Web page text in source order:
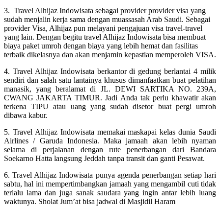
3. Travel Alhijaz Indowisata sebagai provider provider visa yang
sudah menjalin kerja sama dengan muassasah Arab Saudi. Sebagai
provider Visa, Alhijaz pun melayani pengajuan visa travel-travel
yang lain. Dengan begitu travel Alhijaz Indowisata bisa membuat
biaya paket umroh dengan biaya yang lebih hemat dan fasilitas
terbaik dikelasnya dan akan menjamin kepastian memperoleh VISA.
4. Travel Alhijaz Indowisata berkantor di gedung berlantai 4 milik
sendiri dan salah satu lantainya khusus dimanfaatkan buat pelatihan
manasik, yang beralamat di JL. DEWI SARTIKA NO. 239A,
CWANG JAKARTA TIMUR. Jadi Anda tak perlu khawatir akan
terkena TIPU atau uang yang sudah disetor buat pergi umroh
dibawa kabur.
5. Travel Alhijaz Indowisata memakai maskapai kelas dunia Saudi
Airlines / Garuda Indonesia. Maka jamaah akan lebih nyaman
selama di perjalanan dengan rute penerbangan dari Bandara
Soekarno Hatta langsung Jeddah tanpa transit dan ganti Pesawat.
6. Travel Alhijaz Indowisata punya agenda penerbangan setiap hari
sabtu, hal ini mempertimbangkan jamaah yang mengambil cuti tidak
terlalu lama dan juga sanak saudara yang ingin antar lebih luang
waktunya. Sholat Jum’at bisa jadwal di Masjidil Haram